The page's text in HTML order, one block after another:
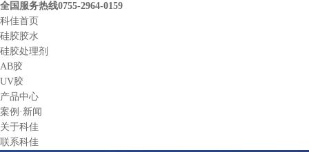
全国服务热线0755-2964-0159
科佳首页
硅胶胶水
硅胶处理剂
AB胶
UV胶
产品中心
案例·新闻
关于科佳
联系科佳